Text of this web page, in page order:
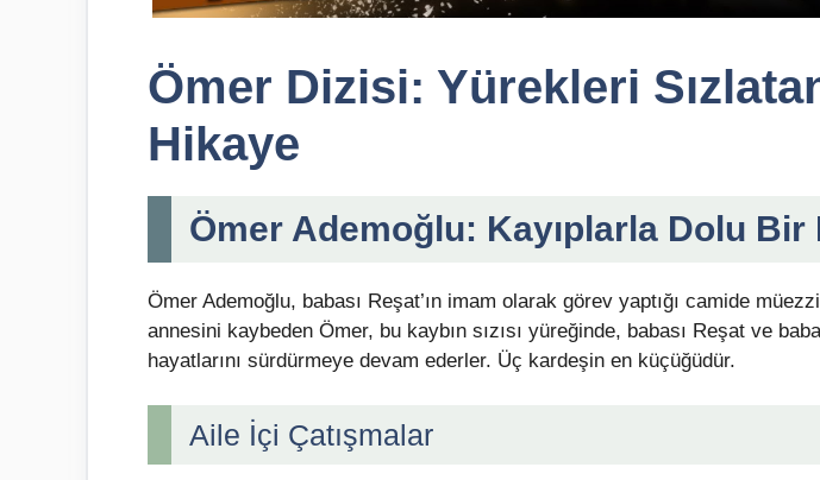
Ömer Dizisi: Yürekleri
Hikaye
Ömer Ademoğlu: Kayıplarla Dolu Bir
Ömer Ademoğlu, babası Reşat’ın imam olarak görev yaptığı camide
annesini kaybeden Ömer, bu kaybın sızısı yüreğinde, babası Reşat ve
hayatlarını sürdürmeye devam ederler. Üç kardeşin en küçüğüdür.
Aile İçi Çatışmalar